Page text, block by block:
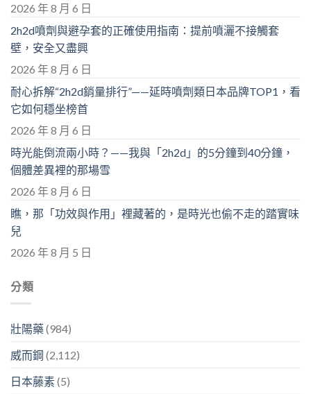
2026 年 8 月 6 日
2h2d噴劑與避孕套的正確使用指南：提前噴灑不接觸套
壁，安全又盡興
2026 年 8 月 6 日
耐心拆解“2h2d銷量排行”——延時噴劑類日本品牌TOP1，看
它如何穩坐榜首
2026 年 8 月 6 日
時光能倒流兩小時？——我與「2h2d」的5分鐘到40分鐘，
個體差異裡的那場雪
2026 年 8 月 6 日
瞧，那「功效與作用」裡藏著的，是時光也偷不走的踏實味
兒
2026 年 8 月 5 日
分類
壯陽藥(984)
威而鋼 (2,112)
日本藤素(5)